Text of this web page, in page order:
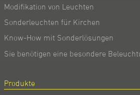
Modifikation von Leuchten
Sonderleuchten für Kirchen
Know-How mit Sonderlösungen
Sie benötigen eine besondere
Produkte